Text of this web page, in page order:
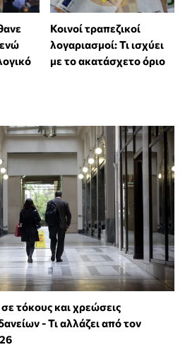
Κοινοί τραπεζικοί
λογαριασμοί: Τι ισχύει
με το ακατάσχετο όριο
τόκους και χρεώσεις
- Τι αλλάζει από τον